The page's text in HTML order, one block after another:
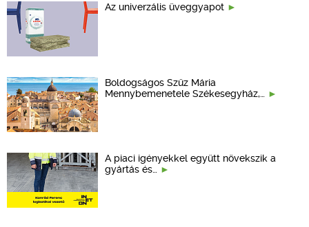
Az univerzális üveggyapot
Boldogságos Szűz Mária
Mennybemenetele Székesegyház,…
A piaci igényekkel együtt növekszik a
gyártás és…